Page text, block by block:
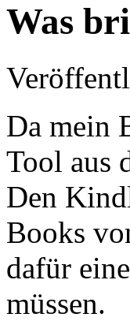
Was
Da mein
Tool aus
Den
Books
dafür
müssen.